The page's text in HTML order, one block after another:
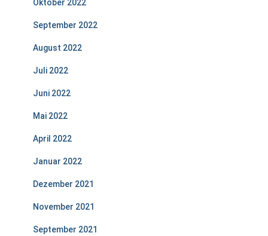
Oktober 2022
September 2022
August 2022
Juli 2022
Juni 2022
Mai 2022
April 2022
Januar 2022
Dezember 2021
November 2021
September 2021